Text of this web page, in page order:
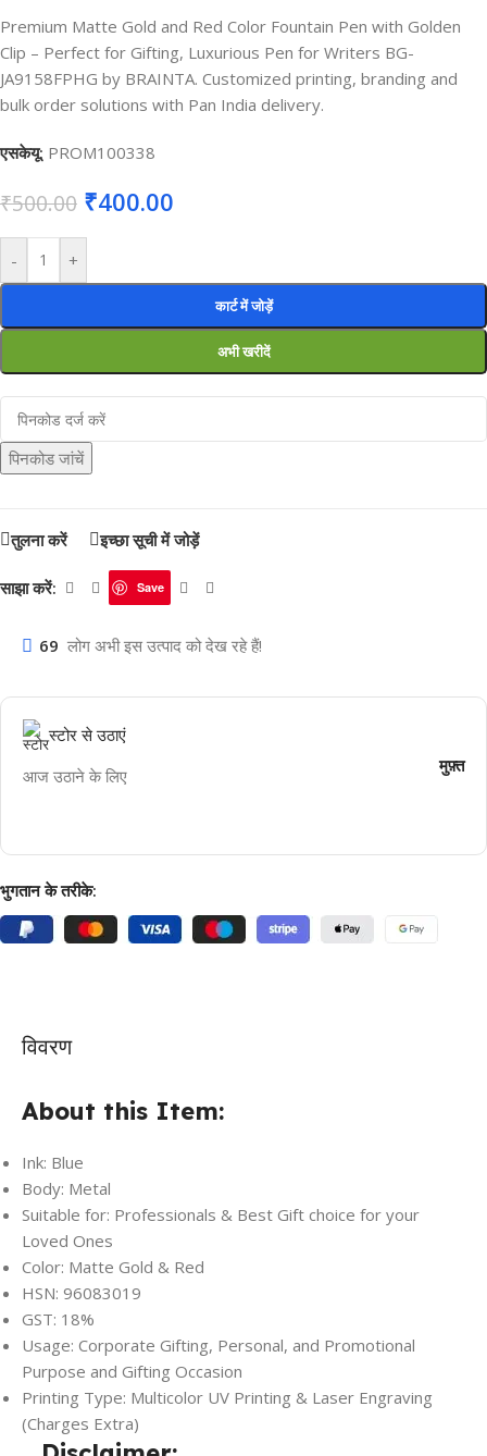
Premium Matte Gold and Red Color Fountain Pen with Golden
Clip – Perfect for Gifting, Luxurious Pen for Writers BG-
JA9158FPHG by BRAINTA. Customized printing, branding and
bulk order solutions with Pan India delivery.
एसकेयू: PROM100338
₹500.00 ₹400.00
- +
कार्ट में जोड़ें
अभी खरीदें
पिनकोड जांचें
तुलना करें इच्छा सूची में जोड़ें
साझा करें: Save
69 लोग अभी इस उत्पाद को देख रहे हैं!
स्टोर से उठाएं
आज उठाने के लिए मुफ़्त
भुगतान के तरीके:
विवरण
About this Item:
Ink: Blue
Body: Metal
Suitable for: Professionals & Best Gift choice for your
Loved Ones
Color: Matte Gold & Red
HSN: 96083019
GST: 18%
Usage: Corporate Gifting, Personal, and Promotional
Purpose and Gifting Occasion
Printing Type: Multicolor UV Printing & Laser Engraving
(Charges Extra)